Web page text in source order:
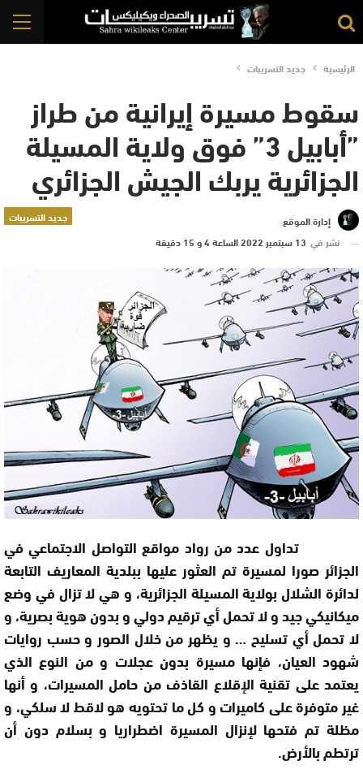
الرئيسية جديد التسريبات
سقوط مسيرة إيرانية من طراز
”أبابيل 3” فوق ولاية المسيلة
الجزائرية يربك الجيش الجزائري
جديد التسريبات
إدارة الموقع
نشر في 13 سبتمبر 2022 الساعة 4 و 15 دقيقة
تداول عدد من رواد مواقع التواصل الاجتماعي في
الجزائر صورا لمسيرة تم العثور عليها ببلدية المعاريف التابعة
لدائرة الشلال بولاية المسيلة الجزائرية، و هي لا تزال في وضع
ميكانيكي جيد و لا تحمل أي ترقيم دولي و بدون هوية بصرية، و
لا تحمل أي تسليح … و يظهر من خلال الصور و حسب روايات
شهود العيان، فإنها مسيرة بدون عجلات و من النوع الذي
يعتمد على تقنية الإقلاع القاذف من حامل المسيرات، و أنها
غير متوفرة على كاميرات و كل ما تحتويه هو لاقط لا سلكي، و
مظلة تم فتحها لإنزال المسيرة اضطراريا و بسلام دون أن
ترتطم بالأرض.